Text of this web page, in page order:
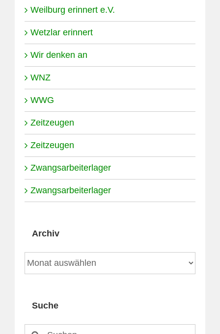
Weilburg erinnert e.V.
Wetzlar erinnert
Wir denken an
WNZ
WWG
Zeitzeugen
Zeitzeugen
Zwangsarbeiterlager
Zwangsarbeiterlager
Archiv
Archiv
Suche
Suche